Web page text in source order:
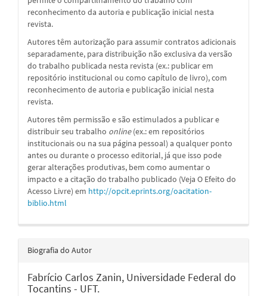
reconhecimento da autoria e publicação inicial nesta
revista.
Autores têm autorização para assumir contratos adicionais
separadamente, para distribuição não exclusiva da versão
do trabalho publicada nesta revista (ex.: publicar em
repositório institucional ou como capítulo de livro), com
reconhecimento de autoria e publicação inicial nesta
revista.
Autores têm permissão e são estimulados a publicar e
distribuir seu trabalho online(ex.: em repositórios
institucionais ou na sua página pessoal) a qualquer ponto
antes ou durante o processo editorial, já que isso pode
gerar alterações produtivas, bem como aumentar o
impacto e a citação do trabalho publicado (Veja O Efeito do
Acesso Livre) em http://opcit.eprints.org/oacitation-
biblio.html
Biografia do Autor
Fabrício Carlos Zanin, Universidade Federal do
Tocantins - UFT.